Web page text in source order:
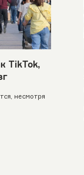
TikTok,
несмотря